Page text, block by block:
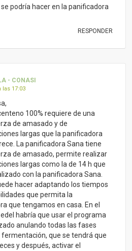
se podría hacer en la panificadora
RESPONDER
- CONASI
las 17:03
100% requiere de una
de amasado y de
largas que la panificadora
La panificadora Sana tiene
de amasado, permite realizar
largas como la de 14 h que
con la panificadora Sana.
hacer adaptando los tiempos
que permita la
que tengamos en casa. En el
habría que usar el programa
anulando todas las fases
que se tendrá que
y después, activar el